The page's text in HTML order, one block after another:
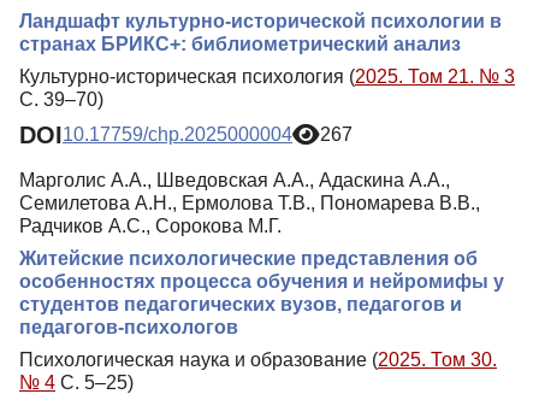
Ландшафт культурно-исторической психологии в
странах БРИКС+: библиометрический анализ
Культурно-историческая психология (2025. Том 21. № 3
С. 39–70)
DOI10.17759/chp.2025000004 267
Марголис А.А., Шведовская А.А., Адаскина А.А.,
Семилетова А.Н., Ермолова Т.В., Пономарева В.В.,
Радчиков А.С., Сорокова М.Г.
Житейские психологические представления об
особенностях процесса обучения и нейромифы у
студентов педагогических вузов, педагогов и
педагогов-психологов
Психологическая наука и образование (2025. Том 30.
№ 4 С. 5–25)